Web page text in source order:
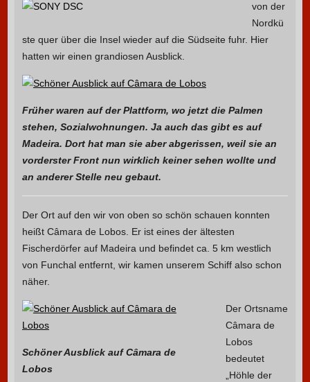
von der
Nordkü
ste quer über die Insel wieder auf die Südseite fuhr. Hier
hatten wir einen grandiosen Ausblick.
Früher waren auf der Plattform, wo jetzt die Palmen
stehen, Sozialwohnungen. Ja auch das gibt es auf
Madeira. Dort hat man sie aber abgerissen, weil sie an
vorderster Front nun wirklich keiner sehen wollte und
an anderer Stelle neu gebaut.
Der Ort auf den wir von oben so schön schauen konnten
heißt Câmara de Lobos. Er ist eines der ältesten
Fischerdörfer auf Madeira und befindet ca. 5 km westlich
von Funchal entfernt, wir kamen unserem Schiff also schon
näher.
Schöner Ausblick auf Câmara de
Lobos
Der Ortsname
Câmara de
Lobos
bedeutet
„Höhle der